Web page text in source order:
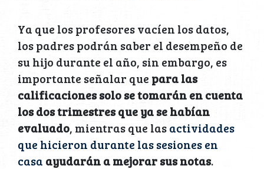
Ya que los profesores vacíen los datos,
los padres podrán saber el desempeño de
su hijo durante el año, sin embargo, es
importante señalar que para las
calificaciones solo se tomarán en cuenta
los dos trimestres que ya se habían
evaluado, mientras que lasactividades
que hicieron durante las sesiones en
casa ayudarán a mejorar sus notas.